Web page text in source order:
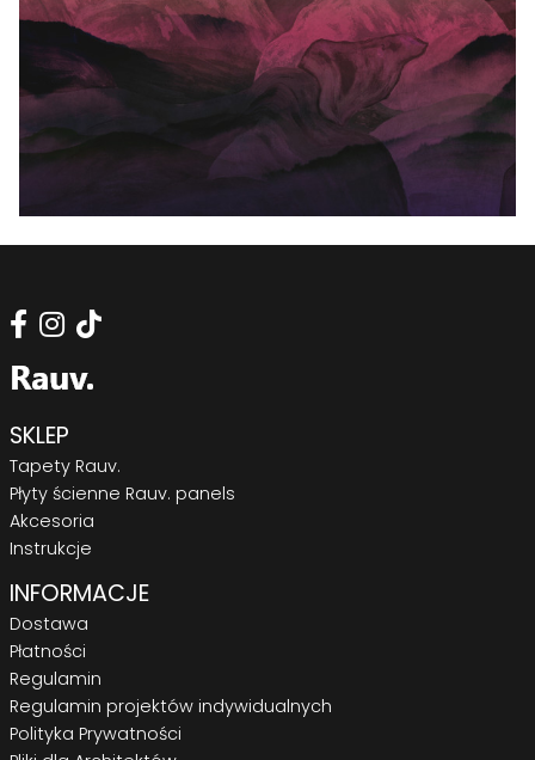
SKLEP
Tapety Rauv.
Płyty ścienne Rauv. panels
Akcesoria
Instrukcje
INFORMACJE
Dostawa
Płatności
Regulamin
Regulamin projektów indywidualnych
Polityka Prywatności